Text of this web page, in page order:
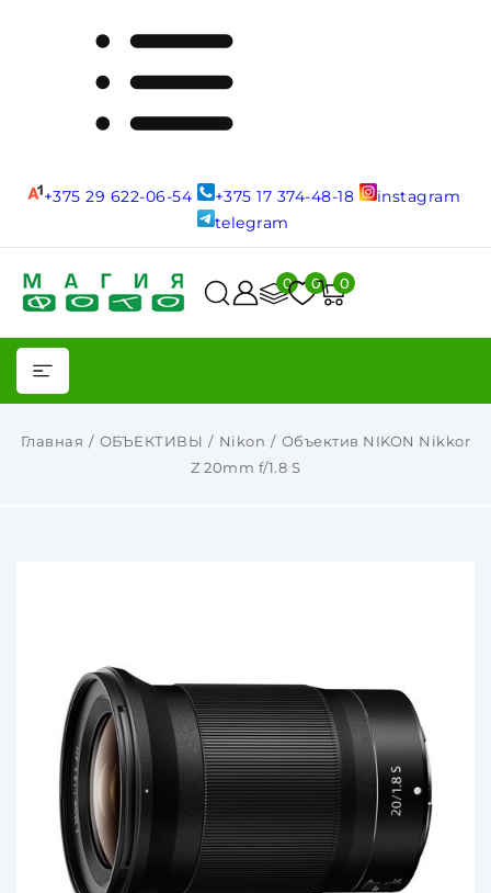
+375 29 622-06-54 +375 17 374-48-18
instagram
telegram
0 0 0
Главная ОБЪЕКТИВЫ Nikon
Объектив NIKON Nikkor
Z 20mm f/1.8 S